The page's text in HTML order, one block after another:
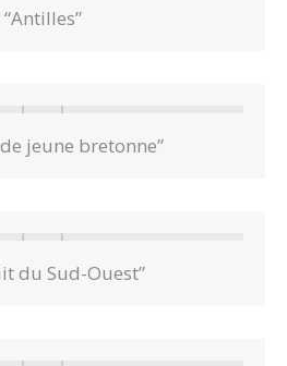
“Antilles”
jeune bretonne”
du Sud-Ouest”